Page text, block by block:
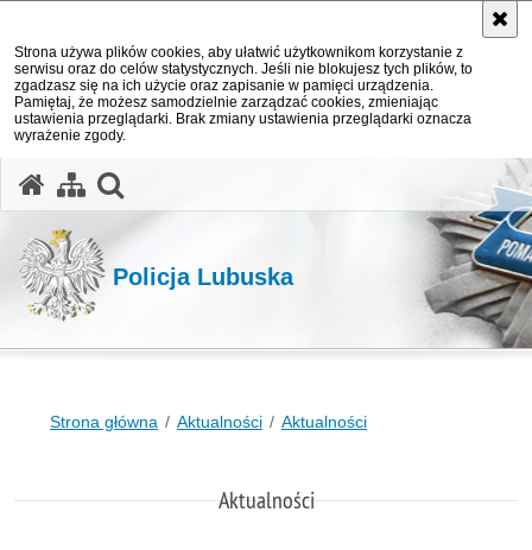
Strona używa plików cookies, aby ułatwić użytkownikom korzystanie z
serwisu oraz do celów statystycznych. Jeśli nie blokujesz tych plików, to
zgadzasz się na ich użycie oraz zapisanie w pamięci urządzenia.
Pamiętaj, że możesz samodzielnie zarządzać cookies, zmieniając
ustawienia przeglądarki. Brak zmiany ustawienia przeglądarki oznacza
wyrażenie zgody.
Policja Lubuska
Strona główna Aktualności Aktualności
Aktualności